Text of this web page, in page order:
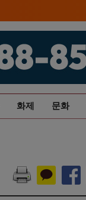
화제 문화